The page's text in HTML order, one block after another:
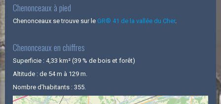
Chenonceaux à pied
Chenonceaux se trouve sur le GR® 41 de la vallée du Cher.
Chenonceaux en chiffres
Superficie : 4,33 km² (39 % de bois et forêt)
Altitude : de 54 m à 129 m.
Nombre d'habitants : 355.